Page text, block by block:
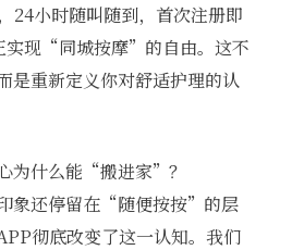
24小时随叫随到，首次注册即
实现“同城按摩”的自由。这不
是重新定义你对舒适护理的认
为什么能“搬进家”？
象还停留在“随便按按”的层
彻底改变了这一认知。我们